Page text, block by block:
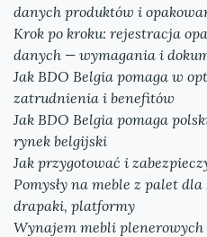
danych produktów i
Krok po kroku: rejestracja
danych — wymagania i
Jak BDO Belgia pomaga w
zatrudnienia i benefitów
Jak BDO Belgia pomaga
rynek belgijski
Jak przygotować i
Pomysły na meble z palet
drapaki, platformy
Wynajem mebli plenerowych